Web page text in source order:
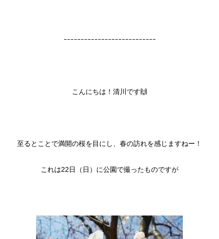
ｰｰｰｰｰｰｰｰｰｰｰｰｰｰｰｰｰｰｰｰｰｰｰｰｰｰｰ
こんにちは！清川です🙌
至るとことで満開の桜を目にし、春の訪れを感じますねー！
これは22日（日）に公園で撮ったものですが